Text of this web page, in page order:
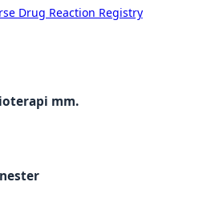
Drug Reaction Registry
mm.